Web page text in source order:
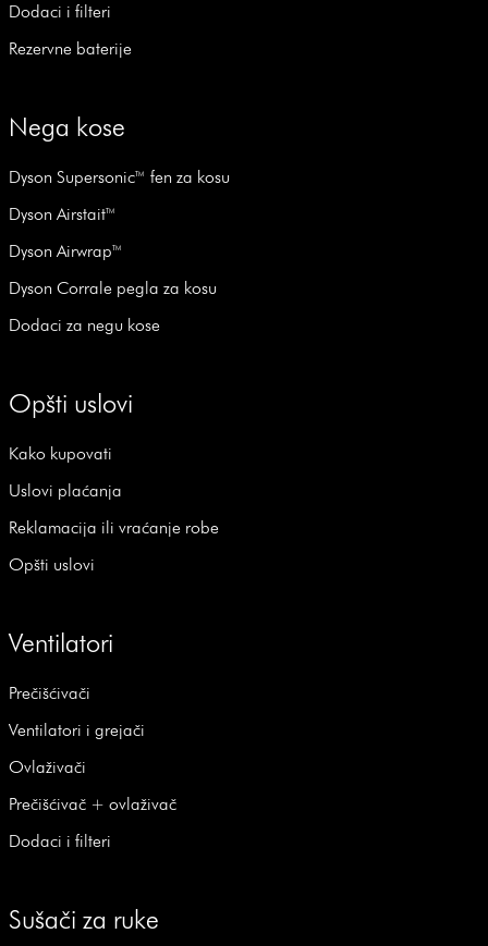
Dodaci i filteri
Rezervne baterije
Nega kose
Dyson Supersonic™ fen za kosu
Dyson Airstait™
Dyson Airwrap™
Dyson Corrale pegla za kosu
Dodaci za negu kose
Opšti uslovi
Kako kupovati
Uslovi plaćanja
Reklamacija ili vraćanje robe
Opšti uslovi
Ventilatori
Prečišćivači
Ventilatori i grejači
Ovlaživači
Prečišćivač + ovlaživač
Dodaci i filteri
Sušači za ruke